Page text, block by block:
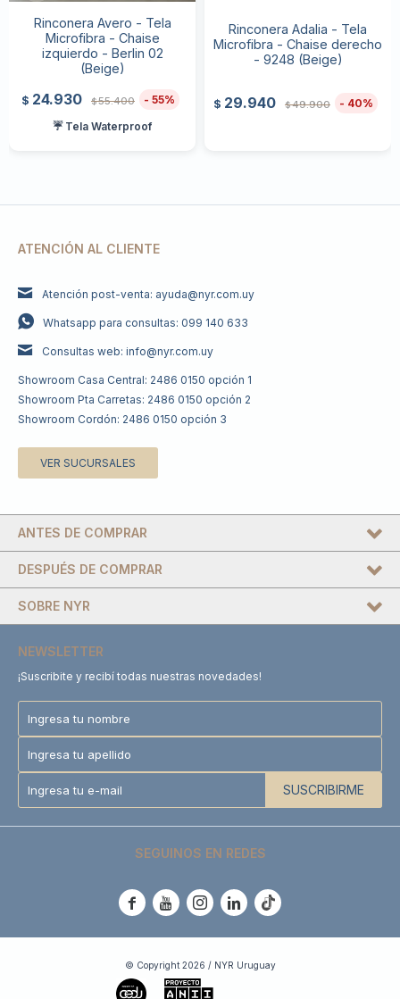
Rinconera Avero - Tela
Microfibra - Chaise
izquierdo - Berlin 02
(Beige)
$ 24.930 $55.400
55
☔ Tela Waterproof
Rinconera Adalia - Tela
Microfibra - Chaise derecho
- 9248 (Beige)
$ 29.940 $49.900 40
ATENCIÓN AL CLIENTE
Atención post-venta: ayuda@nyr.com.uy
Whatsapp para consultas: 099 140 633
Consultas web: info@nyr.com.uy
Showroom Casa Central: 2486 0150 opción 1
Showroom Pta Carretas: 2486 0150 opción 2
Showroom Cordón: 2486 0150 opción 3
VER SUCURSALES
DESPUÉS DE COMPRAR
SOBRE NYR
ANTES DE COMPRAR
NEWSLETTER
¡Suscribite y recibí todas nuestras novedades!
SUSCRIBIRME
SEGUINOS EN REDES
    
© Copyright 2026 / NYR Uruguay